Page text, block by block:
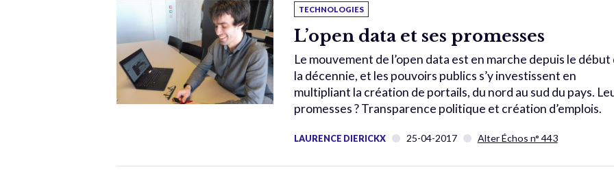
TECHNOLOGIES
L’open data et ses promesses
Le mouvement de l’open data est en marche depuis le début
la décennie, et les pouvoirs publics s’y investissent en
multipliant la création de portails, du nord au sud du pays.
promesses ? Transparence politique et création d’emplois.
LAURENCE DIERICKX 25-04-2017 Alter Échos n° 443